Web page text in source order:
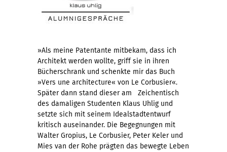
»Als meine Patentante mitbekam, dass ich
Architekt werden wollte, griff sie in ihren
Bücherschrank und schenkte mir das Buch
»Vers une architecture« von Le Corbusier«.
Später dann stand dieser am Zeichentisch
des damaligen Studenten Klaus Uhlig und
setzte sich mit seinem Idealstadtentwurf
kritisch auseinander. Die Begegnungen mit
Walter Gropius, Le Corbusier, Peter Keler und
Mies van der Rohe prägten das bewegte Leben